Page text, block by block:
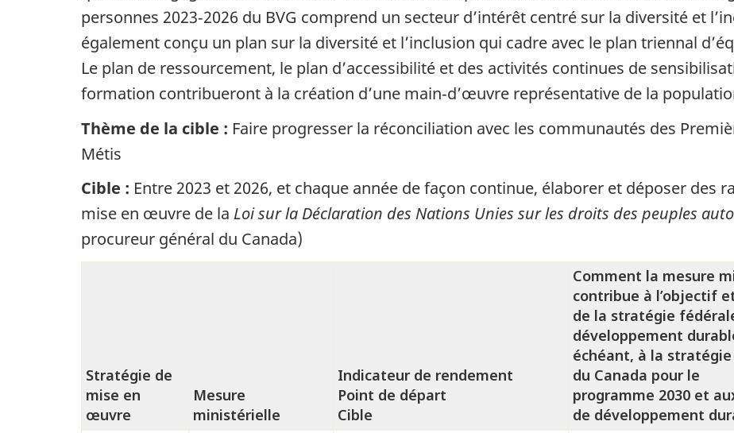
personnes 2023‑2026 du BVG comprend un secteur d’intérêt centré sur la diversité et
également conçu un plan sur la diversité et l’inclusion qui cadre avec le plan triennal
Le plan de ressourcement, le plan d’accessibilité et des activités continues de
formation contribueront à la création d’une main‑d’œuvre représentative de la
Thème de la cible : Faire progresser la réconciliation avec les communautés des
Métis
Cible : Entre 2023 et 2026, et chaque année de façon continue, élaborer et déposer des
mise en œuvre de la Loi sur la Déclaration des Nations Unies sur les droits des peuples
procureur général du Canada)
Stratégie de
mise en
œuvre
Mesure
ministérielle
Indicateur de rendement
Point de départ
Cible
Comment la mesure
contribue à l’objectif
de la stratégie
développement
échéant, à la
du Canada pour le
programme 2030 et
de développement